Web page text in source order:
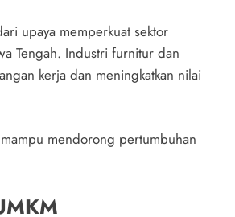
upaya memperkuat sektor
Tengah. Industri furnitur dan
kerja dan meningkatkan nilai
mendorong pertumbuhan